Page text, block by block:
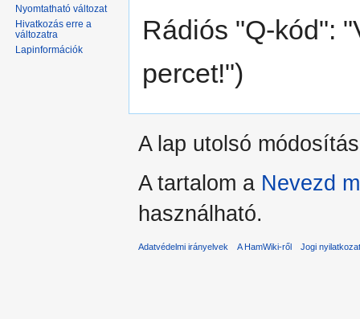
Ugrás
a
Ugrás
a
Rádiós "Q-kód":
percet!")
Nyomtatható változat
Hivatkozás erre a
változatra
Lapinformációk
A lap utolsó
A tartalom a Nevezd
használható.
Adatvédelmi irányelvek A HamWiki-ről Jogi